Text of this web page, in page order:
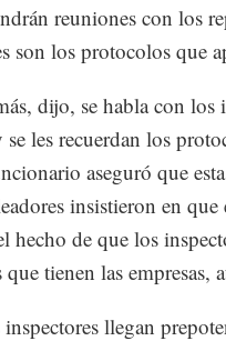
reuniones con los
son los protocolos que
dijo, se habla con los
se les recuerdan los
aseguró que
insistieron en
hecho de que los
que tienen las empresas,
llegan